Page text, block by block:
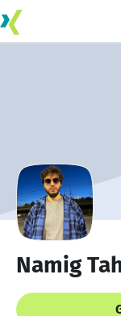
Namig